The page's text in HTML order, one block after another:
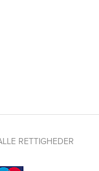
RETTIGHEDER